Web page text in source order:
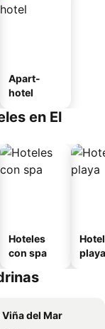
Apart-
hotel
en El
Hoteles
con spa
playa
del Mar